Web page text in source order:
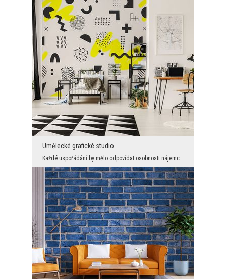
Umělecké grafické studio
Každé uspořádání by mělo odpovídat osobnosti nájemce, odrážet jeho temperament a energii. Teprve ...